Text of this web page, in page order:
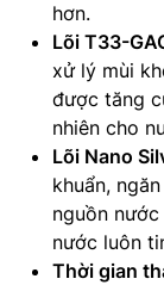
hơn.
Lõi T33-
xử lý mùi
được tăng
nhiên cho
Lõi Nano
khuẩn,
nguồn
nước luôn
Thời gian